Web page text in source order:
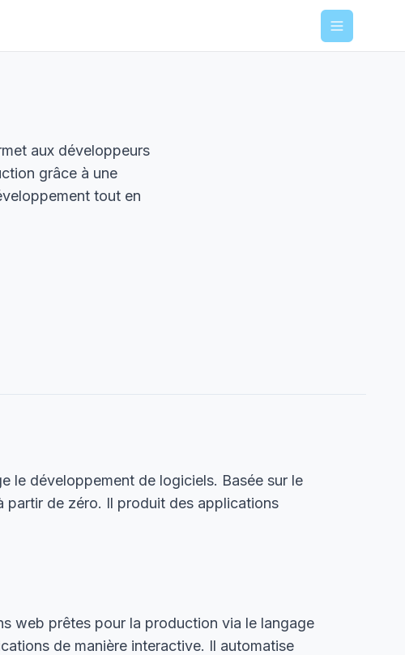
Menu
aux développeurs
grâce à une
tout en
le développement de logiciels. Basée sur le
partir de zéro. Il produit des applications
web prêtes pour la production via le langage
de manière interactive. Il automatise